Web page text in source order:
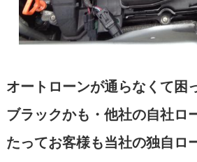
オートローンが通らなくて困
ブラックかも・他社の自社ロ
たってお客様も当社の独自ロ